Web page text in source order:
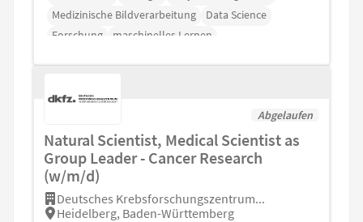
Medizinische Bildverarbeitung
Data Science
Forschung
maschinelles Lernen
Abgelaufen
Natural Scientist, Medical Scientist as
Group Leader - Cancer Research
(w/m/d)
Deutsches Krebsforschungszentrum...
Heidelberg, Baden-Württemberg